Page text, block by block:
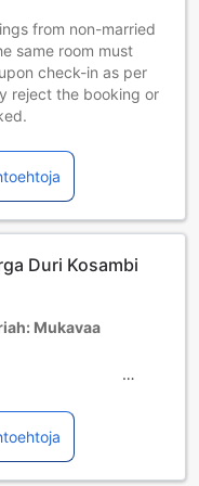
from non-married
same room must
check-in as per
reject the booking or
jos lisävuodetta ei
saatavilla
veloittaa
olemassa olevilla
huoneesta;
eri käytännöt ja
Duri Kosambi
Mukavaa
Jakartassa,
ja se on saanut
mikä takaa
Hotellissa